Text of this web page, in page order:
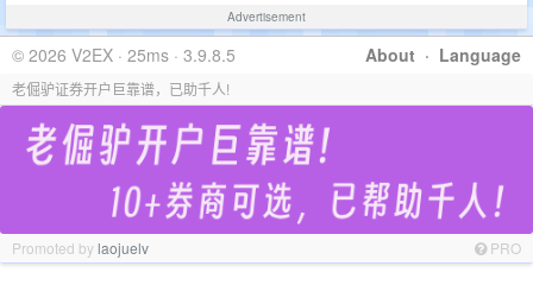
Advertisement
About · Language
© 2026 V2EX · 25ms · 3.9.8.5
老倔驴证券开户巨靠谱，已助千人!
Promoted bylaojuelv PRO